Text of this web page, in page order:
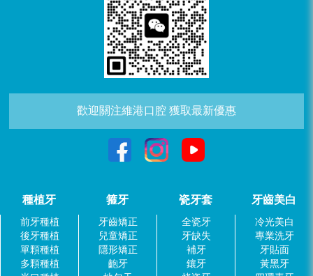
歡迎關注維港口腔 獲取最新優惠
種植牙
前牙種植
後牙種植
單顆種植
多顆種植
箍牙
牙齒矯正
兒童矯正
隱形矯正
齙牙
瓷牙套
全瓷牙
牙缺失
補牙
鑲牙
牙齒美白
冷光美白
專業洗牙
牙貼面
黃黑牙